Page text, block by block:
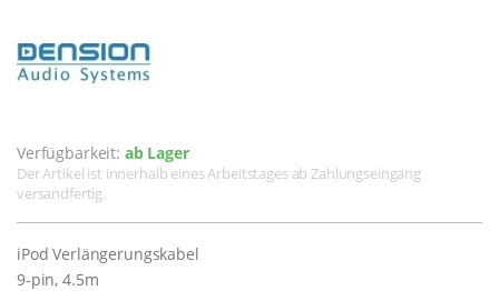
Verfügbarkeit: ab Lager
Der Artikel ist innerhalb eines Arbeitstages ab Zahlungseingang
versandfertig.
iPod Verlängerungskabel
9-pin, 4.5m